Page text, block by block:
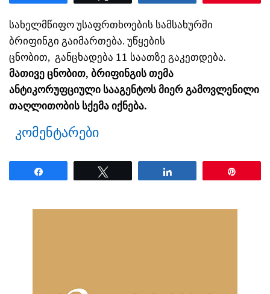
სახელმწიფო უსაფრთხოების სამსახურში
ბრიფინგი გაიმართება. უწყების
ცნობით, განცხადება 11 საათზე გაკეთდება.
მათივე ცნობით, ბრიფინგის თემა
ანტიკორუფციული სააგენტოს მიერ გამოვლენილი
თაღლითობის სქემა იქნება.
კომენტარები